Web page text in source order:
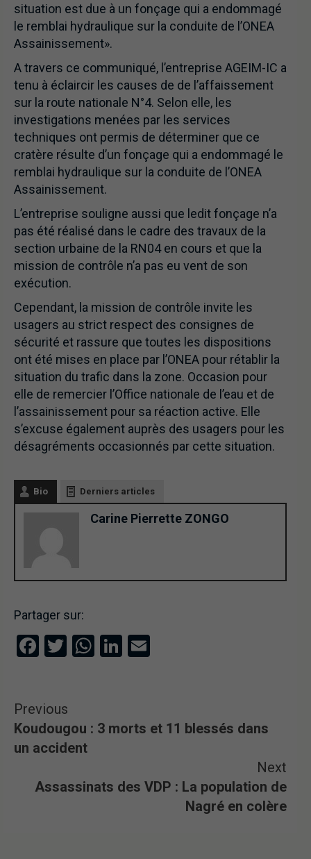
situation est due à un fonçage qui a endommagé
le remblai hydraulique sur la conduite de l’ONEA
Assainissement».
A travers ce communiqué, l’entreprise AGEIM-IC a
tenu à éclaircir les causes de de l’affaissement
sur la route nationale N°4. Selon elle, les
investigations menées par les services
techniques ont permis de déterminer que ce
cratère résulte d’un fonçage qui a endommagé le
remblai hydraulique sur la conduite de l’ONEA
Assainissement.
L’entreprise souligne aussi que ledit fonçage n’a
pas été réalisé dans le cadre des travaux de la
section urbaine de la RN04 en cours et que la
mission de contrôle n’a pas eu vent de son
exécution.
Cependant, la mission de contrôle invite les
usagers au strict respect des consignes de
sécurité et rassure que toutes les dispositions
ont été mises en place par l’ONEA pour rétablir la
situation du trafic dans la zone. Occasion pour
elle de remercier l’Office nationale de l’eau et de
l’assainissement pour sa réaction active. Elle
s’excuse également auprès des usagers pour les
désagréments occasionnés par cette situation.
Bio Derniers articles
Carine Pierrette ZONGO
Partager sur:
Facebook
Twitter
WhatsApp
LinkedIn
Previous
Koudougou : 3 morts et 11 blessés dans
un accident
Next
Assassinats des VDP : La population de
Nagré en colère